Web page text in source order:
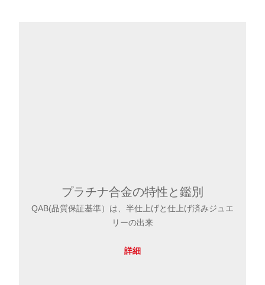
プラチナ合金の特性と鑑別
QAB(品質保証基準）は、半仕上げと仕上げ済みジュエ
リーの出来
詳細